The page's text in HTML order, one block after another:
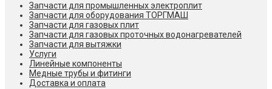
Запчасти для промышленных электроплит
Запчасти для оборудования ТОРГМАШ
Запчасти для газовых плит
Запчасти для газовых проточных водонагревателей
Запчасти для вытяжки
Услуги
Линейные компоненты
Медные трубы и фитинги
Доставка и оплата